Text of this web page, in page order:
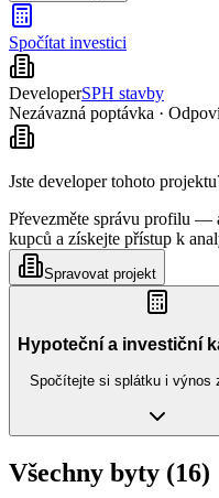
Spočítat investici
DeveloperSPH stavby
Nezávazná poptávka ·
Jste developer tohoto
Převezměte správu profilu —
kupců a získejte přístup k
Spravovat projekt
Hypoteční a investiční
Spočítejte si splátku i výnos
Všechny byty (16)